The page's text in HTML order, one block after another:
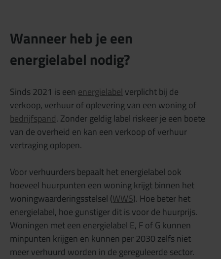
Wanneer heb je een
energielabel nodig?
Sinds 2021 is een energielabel verplicht bij de
verkoop, verhuur of oplevering van een woning of
bedrijfspand. Zonder geldig label riskeer je een boete
van de overheid en kan een verkoop of verhuur
vertraging oplopen.
Voor verhuurders bepaalt het energielabel ook
hoeveel huurpunten een woning krijgt binnen het
woningwaarderingsstelsel (WWS). Hoe beter het
energielabel, hoe gunstiger dit is voor de huurprijs.
Woningen met een energielabel E, F of G kunnen
minpunten krijgen en kunnen per 2030 zelfs niet
meer verhuurd worden in de gereguleerde sector.